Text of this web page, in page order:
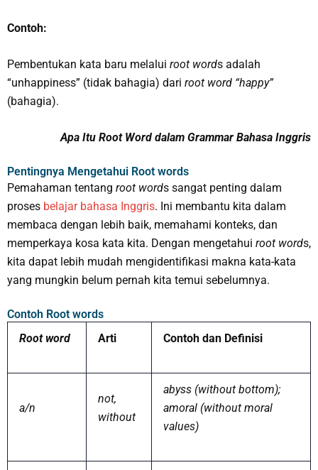
Contoh:
Pembentukan kata baru melalui root words adalah
“unhappiness” (tidak bahagia) dari root word “happy”
(bahagia).
Apa Itu Root Word dalam Grammar Bahasa Inggris
Pentingnya Mengetahui Root words
Pemahaman tentang root words sangat penting dalam
proses belajar bahasa Inggris. Ini membantu kita dalam
membaca dengan lebih baik, memahami konteks, dan
memperkaya kosa kata kita. Dengan mengetahui root words,
kita dapat lebih mudah mengidentifikasi makna kata-kata
yang mungkin belum pernah kita temui sebelumnya.
Contoh Root words
Root word
Arti Contoh dan Definisi
a/n
not,
without
abyss (without bottom);
amoral (without moral
values)